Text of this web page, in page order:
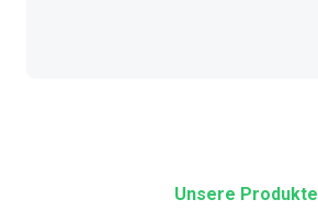
Unsere Produkte